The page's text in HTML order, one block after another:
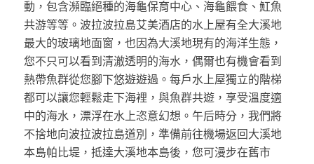
動，包含瀕臨絕種的海龜保育中心、海龜餵食、魟魚
共游等等。波拉波拉島艾美酒店的水上屋有全大溪地
最大的玻璃地面窗，也因為大溪地現有的海洋生態，
您不只可以看到清澈透明的海水，偶爾也有機會看到
熱帶魚群從您腳下悠遊遊過。每戶水上屋獨立的階梯
都可以讓您輕鬆走下海裡，與魚群共遊，享受溫度適
中的海水，漂浮在水上恣意幻想。午后時分，我們將
不捨地向波拉波拉島道別，準備前往機場返回大溪地
本島帕比堤，抵達大溪地本島後，您可漫步在舊市